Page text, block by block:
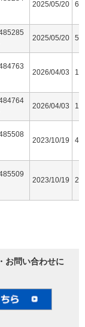
2025/05/20
2025/05/20
2026/04/03
2026/04/03
2023/10/19
2023/10/19
お問い合わせに